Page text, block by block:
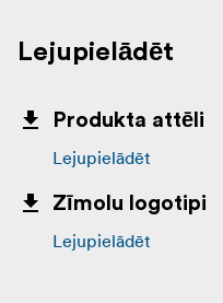
Lejupielādēt
Produkta attēli
Lejupielādēt
Zīmolu logotipi
Lejupielādēt